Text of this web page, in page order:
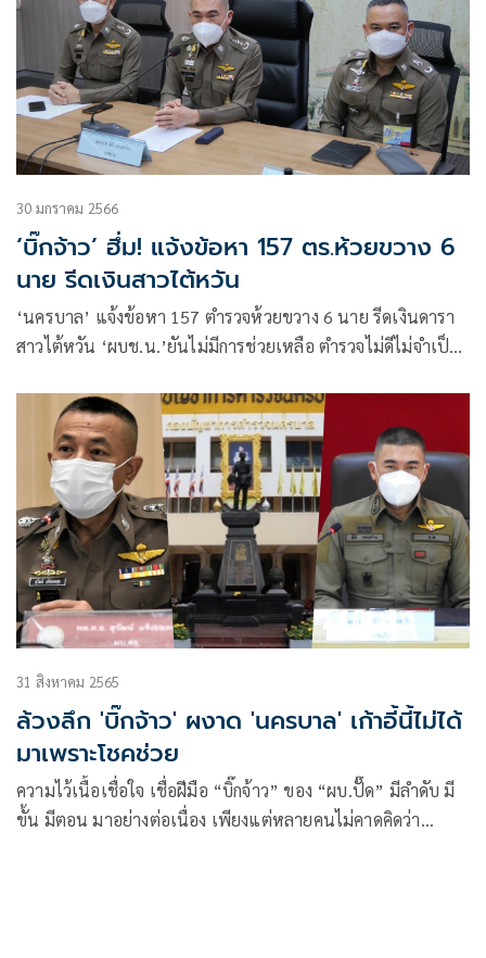
30 มกราคม 2566
‘บิ๊กจ้าว’ ฮึ่ม! แจ้งข้อหา 157 ตร.ห้วยขวาง 6
นาย รีดเงินสาวไต้หวัน
‘นครบาล’ แจ้งข้อหา 157 ตำรวจห้วยขวาง 6 นาย รีดเงินดารา
สาวไต้หวัน ‘ผบช.น.’ยันไม่มีการช่วยเหลือ ตำรวจไม่ดีไม่จำเป็น
31 สิงหาคม 2565
ล้วงลึก 'บิ๊กจ้าว' ผงาด 'นครบาล' เก้าอี้นี้ไม่ได้
มาเพราะโชคช่วย
ความไว้เนื้อเชื่อใจ เชื่อฝีมือ “บิ๊กจ้าว” ของ “ผบ.ปั๊ด” มีลำดับ มี
ขั้น มีตอน มาอย่างต่อเนื่อง เพียงแต่หลายคนไม่คาดคิดว่า